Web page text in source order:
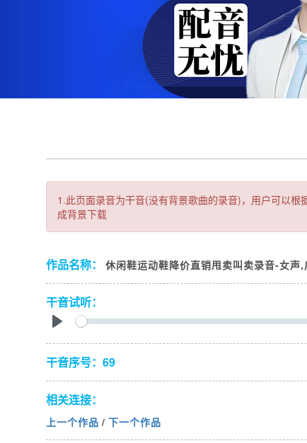
1.此页面录音为干音(没有背景歌曲的录音)，用户可以
成背景下载
作品名称： 休闲鞋运动鞋降价直销甩卖叫卖录音-女
干音试听：
Play
干音序号：69
相关连接：
上一个作品 / 下一个作品